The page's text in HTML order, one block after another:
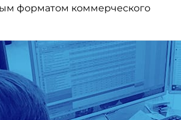
форматом коммерческого